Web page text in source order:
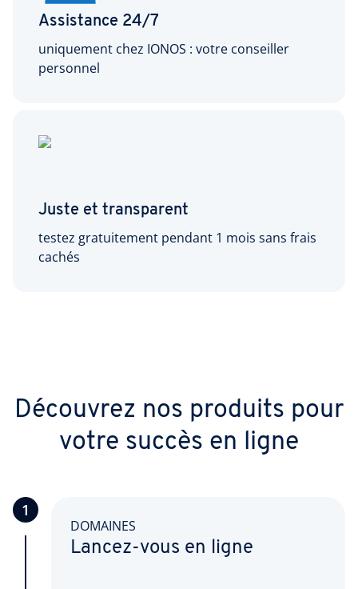
Assistance 24/7
uniquement chez IONOS : votre conseiller
personnel
Juste et transparent
testez gratuitement pendant 1 mois sans frais
cachés
Découvrez nos produits pour
votre succès en ligne
1
DOMAINES
Lancez-vous en ligne